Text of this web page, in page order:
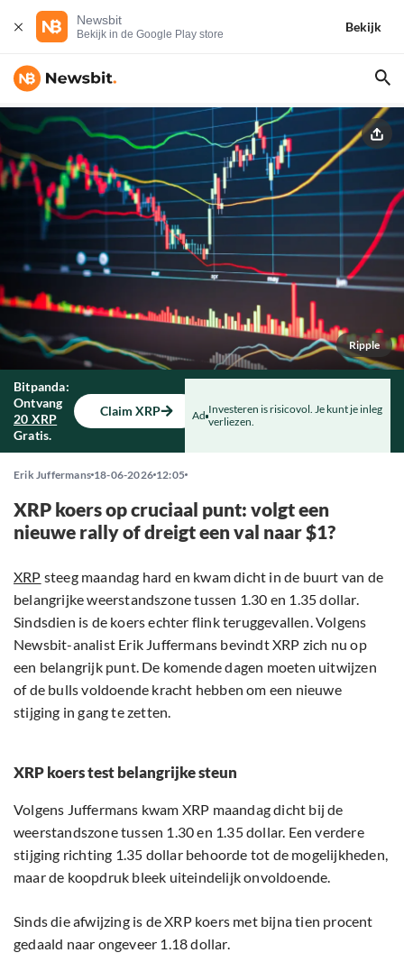
Newsbit
Bekijk in de Google Play store
Bekijk
Ripple
Bitpanda:
Ontvang
20 XRP
Gratis.
Claim XRP Ad Investeren is risicovol. Je kunt je inleg
verliezen.
Erik Juffermans 18-06-2026 12:05
XRP koers op cruciaal punt: volgt een
nieuwe rally of dreigt een val naar $1?
XRP steeg maandag hard en kwam dicht in de buurt van de
belangrijke weerstandszone tussen 1.30 en 1.35 dollar.
Sindsdien is de koers echter flink teruggevallen. Volgens
Newsbit-analist Erik Juffermans bevindt XRP zich nu op
een belangrijk punt. De komende dagen moeten uitwijzen
of de bulls voldoende kracht hebben om een nieuwe
stijging in gang te zetten.
XRP koers test belangrijke steun
Volgens Juffermans kwam XRP maandag dicht bij de
weerstandszone tussen 1.30 en 1.35 dollar. Een verdere
stijging richting 1.35 dollar behoorde tot de mogelijkheden,
maar de koopdruk bleek uiteindelijk onvoldoende.
Sinds die afwijzing is de XRP koers met bijna tien procent
gedaald naar ongeveer 1.18 dollar.